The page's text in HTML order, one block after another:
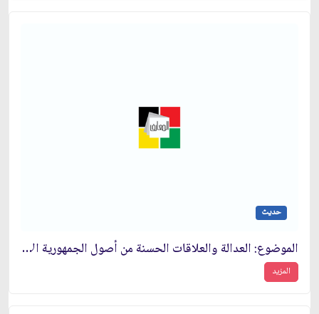
حديث
الموضوع: العدالة والعلاقات الحسنة من أصول الجمهورية الإسلامية
المزيد